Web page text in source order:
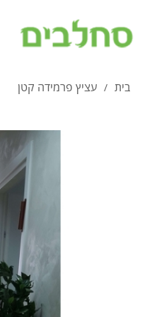
בית / עציץ פרמידה קטן